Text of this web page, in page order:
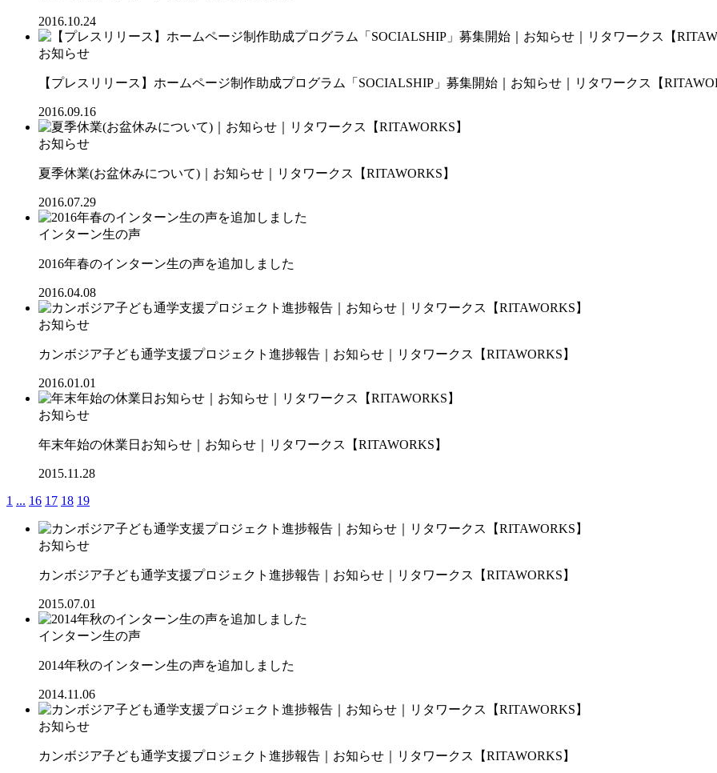
2016.10.24
お知らせ
【プレスリリース】ホームページ制作助成プログラム「SOCIALSHIP」募集開始｜お知らせ｜リタワークス【
2016.09.16
お知らせ
夏季休業(お盆休みについて)｜お知らせ｜リタワークス【RITAWORKS】
2016.07.29
インターン生の声
2016年春のインターン生の声を追加しました
2016.04.08
お知らせ
カンボジア子ども通学支援プロジェクト進捗報告｜お知らせ｜リタワークス【RITAWORKS】
2016.01.01
お知らせ
年末年始の休業日お知らせ｜お知らせ｜リタワークス【RITAWORKS】
2015.11.28
1 ... 16 17 18 19
お知らせ
カンボジア子ども通学支援プロジェクト進捗報告｜お知らせ｜リタワークス【RITAWORKS】
2015.07.01
インターン生の声
2014年秋のインターン生の声を追加しました
2014.11.06
お知らせ
カンボジア子ども通学支援プロジェクト進捗報告｜お知らせ｜リタワークス【RITAWORKS】